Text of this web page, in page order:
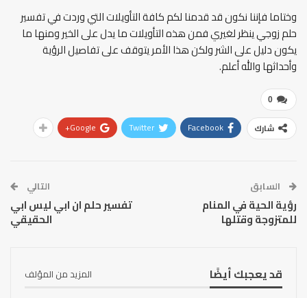
وختاما فإننا نكون قد قدمنا لكم كافة التأويلات التي وردت في تفسير
حلم زوجي ينظر لغيري فمن هذه التأويلات ما يدل على الخير ومنها ما
يكون دليل على الشر ولكن هذا الأمر يتوقف على تفاصيل الرؤية
وأحداثها والله أعلم.
0
شارك Facebook
Twitter
Google+
السابق
رؤية الحية في المنام
للمتزوجة وقتلها
التالي
تفسير حلم ان ابي ليس ابي
الحقيقي
قد يعجبك أيضًا المزيد من المؤلف